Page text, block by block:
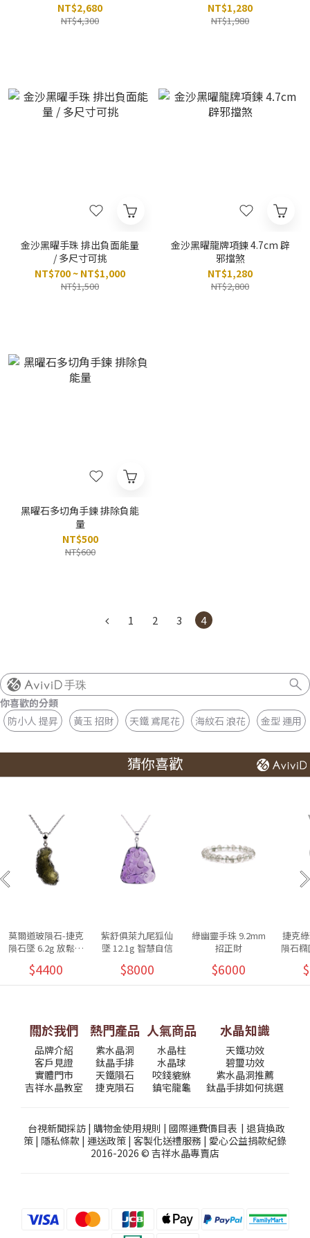
NT$2,680
NT$4,300
NT$1,280
NT$1,980
金沙黑曜手珠 排出負面能量
/ 多尺寸可挑
NT$700 ~ NT$1,000
NT$1,500
金沙黑曜龍牌項鍊 4.7cm 辟
邪擋煞
NT$1,280
NT$2,800
黑曜石多切角手鍊 排除負能
量
NT$500
NT$600
1 2 3 4
手珠
你喜歡的分類
防小人 提昇
黃玉 招財 天鐵 鳶尾花 海紋石 浪花 金型 運用
猜你喜歡
莫爾道玻隕石-捷克
隕石墜 6.2g 放鬆愉
$4400
紫舒俱萊九尾狐仙
墜 12.1g 智慧自信
$8000
綠幽靈手珠 9.2mm
招正財
$6000
捷克
隕石
關於我們
品牌介紹
客戶見證
實體門市
吉祥水晶教室
熱門產品
紫水晶洞
鈦晶手排
天鐵隕石
捷克隕石
人氣商品
水晶柱
水晶球
咬錢貔貅
鎮宅龍龜
水晶知識
天鐵功效
碧璽功效
紫水晶洞推薦
鈦晶手排如何挑選
台視新聞採訪| 購物金使用規則 | 國際運費價目表| 退貨換政
策 | 隱私條款 | 運送政策 | 客製化送禮服務 | 愛心公益捐款紀錄
2016-2026 © 吉祥水晶專賣店